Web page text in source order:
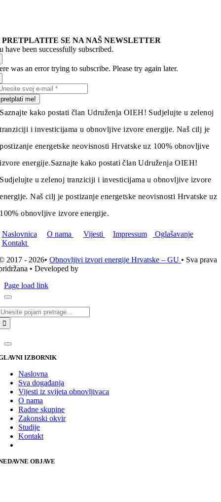
PRETPLATITE SE NA NAŠ NEWSLETTER
have been successfully subscribed.
was an error trying to subscribe. Please try again later.
pretplati me!
Saznajte kako postati član Udruženja OIEH! Sudjelujte u zelenoj
tranziciji i investicijama u obnovljive izvore energije. Naš cilj je
postizanje energetske neovisnosti Hrvatske uz 100% obnovljive
izvore energije.Saznajte kako postati član Udruženja OIEH!
Sudjelujte u zelenoj tranziciji i investicijama u obnovljive izvore
energije. Naš cilj je postizanje energetske neovisnosti Hrvatske uz
100% obnovljive izvore energije.
Naslovnica O nama Vijesti Impressum
Oglašavanje
Kontakt
2017 - 2026•Obnovljivi izvori energije Hrvatske – GU • Sva prava
• Developed by
Page load link
IZBORNIK
Naslovna
Sva događanja
Vijesti iz svijeta obnovljivaca
O nama
Radne skupine
Zakonski okvir
Studije
Kontakt
OBJAVE